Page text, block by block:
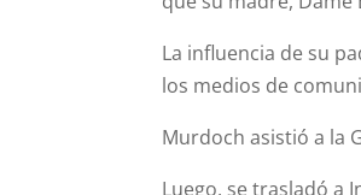
La influencia de su
los medios de
Murdoch asistió a la
Luego, se trasladó a